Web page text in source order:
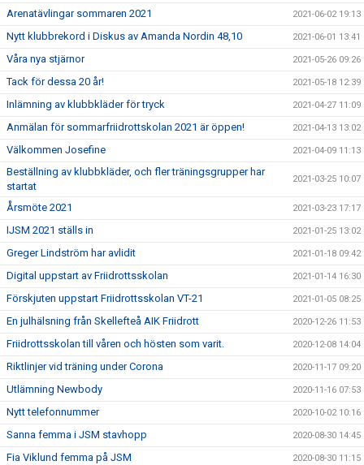
Arenatävlingar sommaren 2021 2021-06-02 19:13
Nytt klubbrekord i Diskus av Amanda Nordin 48,10 2021-06-01 13:41
Våra nya stjärnor 2021-05-26 09:26
Tack för dessa 20 år! 2021-05-18 12:39
Inlämning av klubbkläder för tryck 2021-04-27 11:09
Anmälan för sommarfriidrottskolan 2021 är öppen! 2021-04-13 13:02
Välkommen Josefine 2021-04-09 11:13
Beställning av klubbkläder, och fler träningsgrupper har
startat
2021-03-25 10:07
Årsmöte 2021 2021-03-23 17:17
IJSM 2021 ställs in 2021-01-25 13:02
Greger Lindström har avlidit 2021-01-18 09:42
Digital uppstart av Friidrottsskolan 2021-01-14 16:30
Förskjuten uppstart Friidrottsskolan VT-21 2021-01-05 08:25
En julhälsning från Skellefteå AIK Friidrott 2020-12-26 11:53
Friidrottsskolan till våren och hösten som varit. 2020-12-08 14:04
Riktlinjer vid träning under Corona 2020-11-17 09:20
Utlämning Newbody 2020-11-16 07:53
Nytt telefonnummer 2020-10-02 10:16
Sanna femma i JSM stavhopp 2020-08-30 14:45
Fia Viklund femma på JSM 2020-08-30 11:15